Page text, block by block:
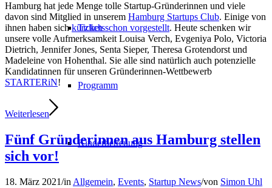
Tickets
Programm
Kinderbetreuung
Hamburg hat jede Menge tolle Startup-Gründerinnen und viele
davon sind Mitglied in unserem Hamburg Startups Club. Einige von
ihnen haben sichkürzlich schon vorgestellt. Heute schenken wir
unsere volle Aufmerksamkeit Louisa Verch, Evgeniya Polo, Victoria
Dietrich, Jennifer Jones, Senta Sieper, Theresa Grotendorst und
Madeleine von Hohenthal. Sie alle sind natürlich auch potenzielle
Kandidatinnen für unseren Gründerinnen-Wettbewerb
STARTERiN!
Weiterlesen
Fünf Gründerinnen aus Hamburg stellen
sich vor!
18. März 2021/in Allgemein, Events, Startup News/von Simon Uhl